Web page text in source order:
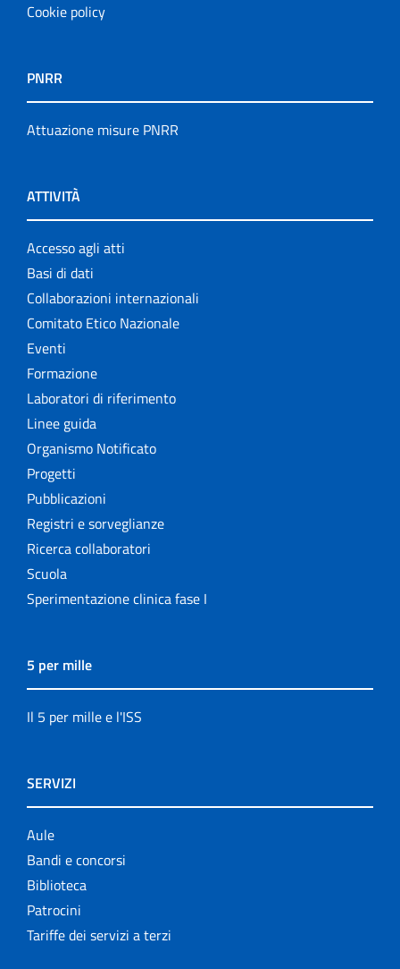
Cookie policy
PNRR
Attuazione misure PNRR
ATTIVITÀ
Accesso agli atti
Basi di dati
Collaborazioni internazionali
Comitato Etico Nazionale
Eventi
Formazione
Laboratori di riferimento
Linee guida
Organismo Notificato
Progetti
Pubblicazioni
Registri e sorveglianze
Ricerca collaboratori
Scuola
Sperimentazione clinica fase I
5 per mille
Il 5 per mille e l'ISS
SERVIZI
Aule
Bandi e concorsi
Biblioteca
Patrocini
Tariffe dei servizi a terzi